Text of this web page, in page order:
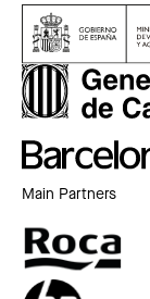
Main Partners